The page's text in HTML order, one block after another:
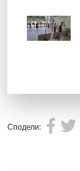
Сподели: